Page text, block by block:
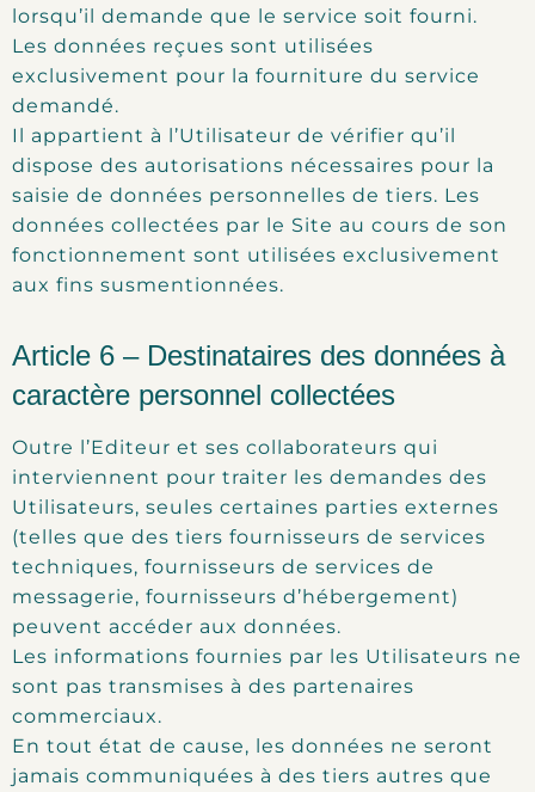
lorsqu’il demande que le service soit fourni.
Les données reçues sont utilisées
exclusivement pour la fourniture du service
demandé.
Il appartient à l’Utilisateur de vérifier qu’il
dispose des autorisations nécessaires pour la
saisie de données personnelles de tiers. Les
données collectées par le Site au cours de son
fonctionnement sont utilisées exclusivement
aux fins susmentionnées.
Article 6 – Destinataires des données à
caractère personnel collectées
Outre l’Editeur et ses collaborateurs qui
interviennent pour traiter les demandes des
Utilisateurs, seules certaines parties externes
(telles que des tiers fournisseurs de services
techniques, fournisseurs de services de
messagerie, fournisseurs d’hébergement)
peuvent accéder aux données.
Les informations fournies par les Utilisateurs ne
sont pas transmises à des partenaires
commerciaux.
En tout état de cause, les données ne seront
jamais communiquées à des tiers autres que